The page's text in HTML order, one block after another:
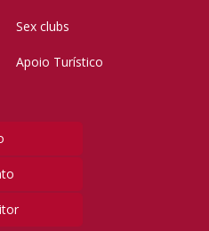
Sex clubs
Apoio Turístico